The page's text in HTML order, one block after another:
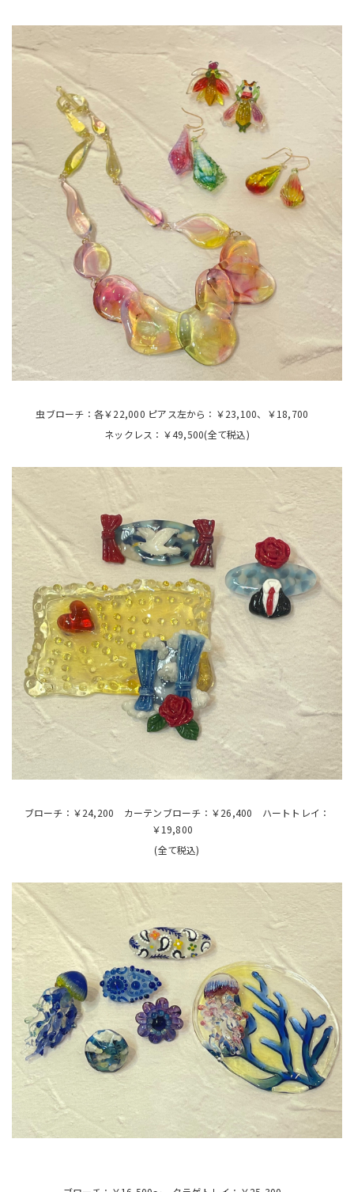
虫ブローチ：各￥22,000 ピアス左から：￥23,100、￥18,700
ネックレス：￥49,500(全て税込)
ブローチ：￥24,200 カーテンブローチ：￥26,400 ハートトレイ：
￥19,800
(全て税込)